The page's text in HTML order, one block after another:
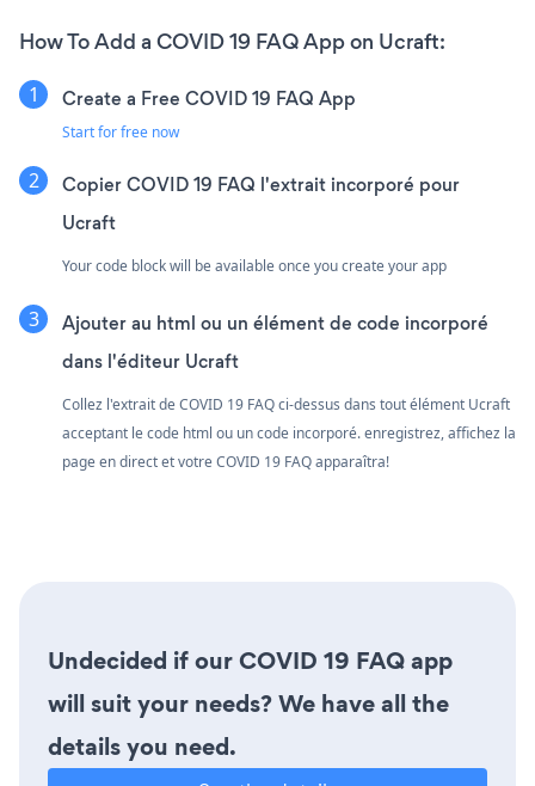
How To Add a COVID 19 FAQ App on Ucraft:
Create a Free COVID 19 FAQ App
Start for free now
Copier COVID 19 FAQ l'extrait incorporé pour
Ucraft
Your code block will be available once you create your app
Ajouter au html ou un élément de code incorporé
dans l'éditeur Ucraft
Collez l'extrait de COVID 19 FAQ ci-dessus dans tout élément Ucraft
acceptant le code html ou un code incorporé. enregistrez, affichez la
page en direct et votre COVID 19 FAQ apparaîtra!
Undecided if our COVID 19 FAQ app
will suit your needs? We have all the
details you need.